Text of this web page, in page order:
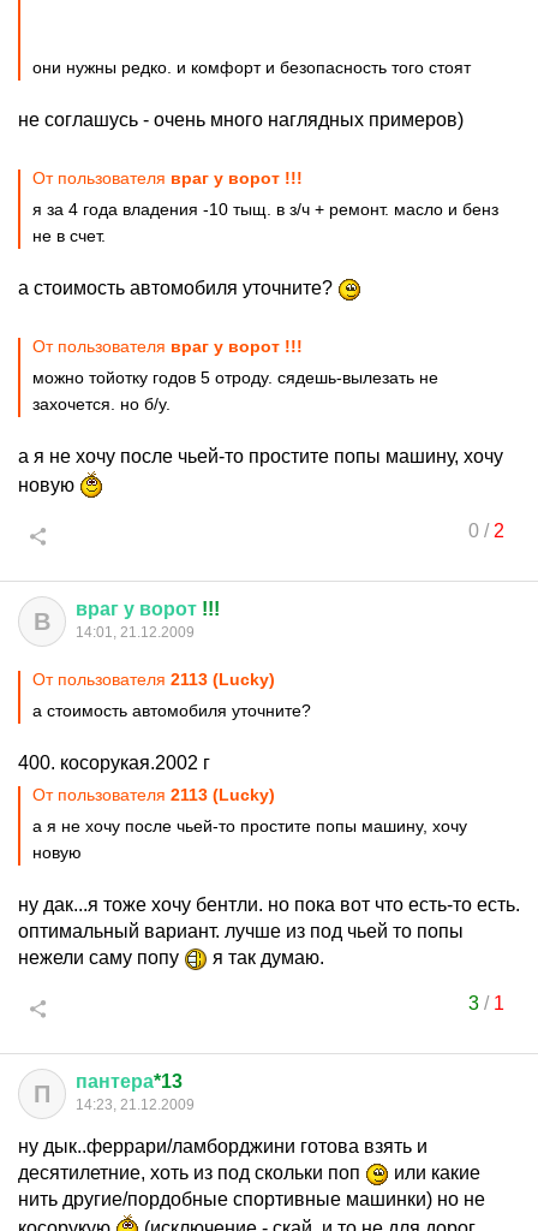
они нужны редко. и комфорт и безопасность того стоят
не соглашусь - очень много наглядных примеров)
От пользователя враг у ворот !!!
я за 4 года владения -10 тыщ. в з/ч + ремонт. масло и бенз
не в счет.
а стоимость автомобиля уточните?
От пользователя враг у ворот !!!
можно тойотку годов 5 отроду. сядешь-вылезать не
захочется. но б/у.
а я не хочу после чьей-то простите попы машину, хочу
новую
0/ 2
В враг у ворот !!!
14:01, 21.12.2009
От пользователя 2113 (Lucky)
а стоимость автомобиля уточните?
400. косорукая.2002 г
От пользователя 2113 (Lucky)
а я не хочу после чьей-то простите попы машину, хочу
новую
ну дак...я тоже хочу бентли. но пока вот что есть-то есть.
оптимальный вариант. лучше из под чьей то попы
нежели саму попу
я так думаю.
3/ 1
П пантера*13
14:23, 21.12.2009
ну дык..феррари/ламборджини готова взять и
десятилетние, хоть из под скольки поп
или какие
нить другие/пордобные спортивные машинки) но не